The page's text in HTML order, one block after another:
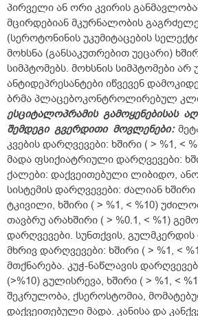
პირველი ან ორი კვირის
მცირდებიან მკურნალობის
(სეროტონინის უკუმიტაცების
მოხსნა (განსაკუთრებით უეცარი)
სიმპტომებს. მოხსნის სიმპტომები არ
ანტიდეპრესანტები იწვევენ
ბრმა პლაცებოკონტროლირებულ
ესციტალოპრამის გამოყენებისას
შემდეგი გვერდითი მოვლენები:
კვების დარღვევები: ხშირი ( > %1, <
მადა ფსიქიატრიული დარღვევები:
ქალები: დაქვეითებული ლიბიდო,
სისტემის დარღვევები: ძალიან ხშირი
ტკივილი, ხშირი ( > %1, < %10)
თავბრუ არახშირი ( > %0.1, < %1)
დარღვევები. სუნთქვის, გულმკერდის
მხრივ დარღვევები: ხშირი ( > %1, <
მთქნარება. კუჭ-ნაწლავის
(>%10) გულისრევა, ხშირი ( > %1, <
შეკრულობა, ქსეროსტომია,
დაქვეითებული მადა. კანისა და